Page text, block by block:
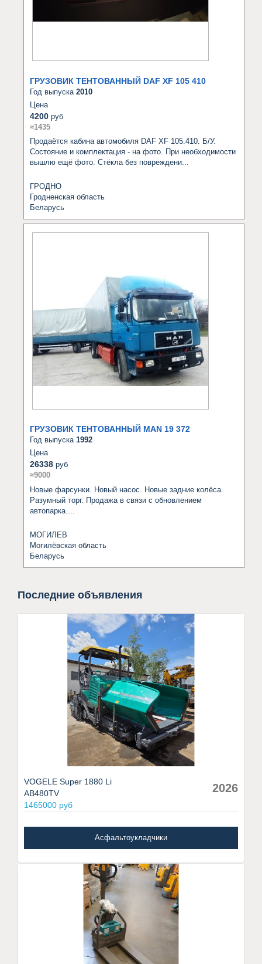
ГРУЗОВИК ТЕНТОВАННЫЙ DAF XF 105 410
Год выпуска 2010
Цена
4200 руб
≈1435
Продаётся кабина автомобиля DAF XF 105.410. Б/У.
Состояние и комплектация - на фото. При необходимости
вышлю ещё фото. Стёкла без повреждени...
ГРОДНО
Гродненская область
Беларусь
ГРУЗОВИК ТЕНТОВАННЫЙ MAN 19 372
Год выпуска 1992
Цена
26338 руб
≈9000
Новые фарсунки. Новый насос. Новые задние колёса.
Разумный торг. Продажа в связи с обновлением
автопарка....
МОГИЛЕВ
Могилёвская область
Беларусь
Последние объявления
VOGELE Super 1880 Li
AB480TV
1465000 руб
2026
Асфальтоукладчики